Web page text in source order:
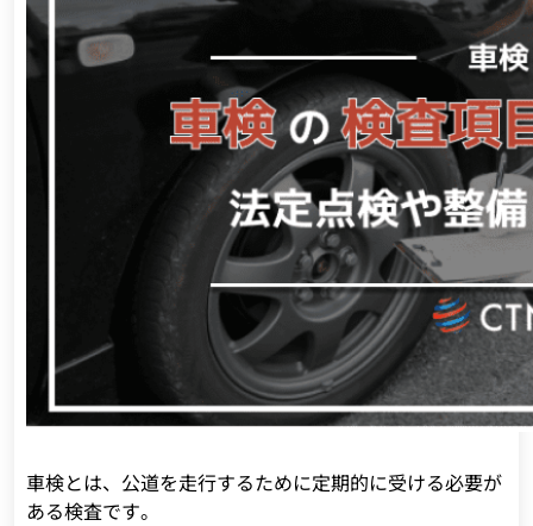
車検とは、公道を走行するために定期的に受ける必要が
ある検査です。